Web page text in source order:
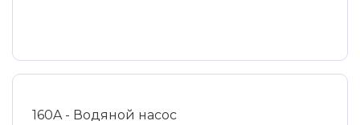
160A - Водяной насос